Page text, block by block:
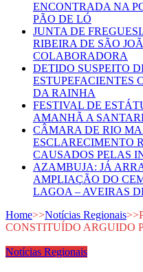
ENCONTRADA NA
PÃO DE LÓ
JUNTA DE
RIBEIRA DE SÃO
COLABORADORA
DETIDO SUSPEITO
ESTUPEFACIENTES
DA RAINHA
FESTIVAL DE
AMANHÃ A
CÂMARA DE RIO
ESCLARECIMENTO
CAUSADOS PELAS
AZAMBUJA: JÁ
AMPLIAÇÃO DO
LAGOA – AVEIRAS
Home>>Notícias Regionais>>
CONSTITUÍDO ARGUIDO
Notícias Regionais